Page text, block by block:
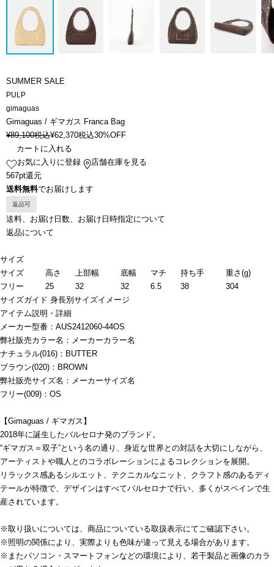
SUMMER SALE
PULP
gimaguas
Gimaguas / ギマガス Franca Bag
¥89,100税込¥62,370税込30%OFF
カートに入れる
お気に入りに登録
店舗在庫を見る
567pt還元
送料無料でお届けします
返品可
送料、お届け日数、お届け日時指定について
返品について
サイズ
サイズ
高さ 上部幅 底幅 マチ 持ち手
重さ(g)
フリー
25 32 32 6.5 38
304
サイズガイド 身長別サイズイメージ
アイテム説明・詳細
メーカー型番：AUS2412060-44OS
弊社販売カラー名：メーカーカラー名
ナチュラル(016)：BUTTER
ブラウン(020)：BROWN
弊社販売サイズ名：メーカーサイズ名
フリー(009)：OS
【Gimaguas / ギマガス】
2018年に誕生したバルセロナ発のブランド。
“ギマガス＝双子”という名の通り、身近な世界との対話を大切にしながら、
アーティストや職人とのコラボレーションによるコレクションを展開。
リラックス感あるシルエット、テクニカルなニット、クラフト感のあるディ
テールが特徴で、デザインはすべてバルセロナで行い、多くがスペインで生
産されています。
※取り扱いについては、商品についている取扱表示にてご確認下さい。
※照明の関係により、実際よりも色味が違って見える場合があります。
※またパソコン・スマートフォンなどの環境により、若干製品と画像のカラ